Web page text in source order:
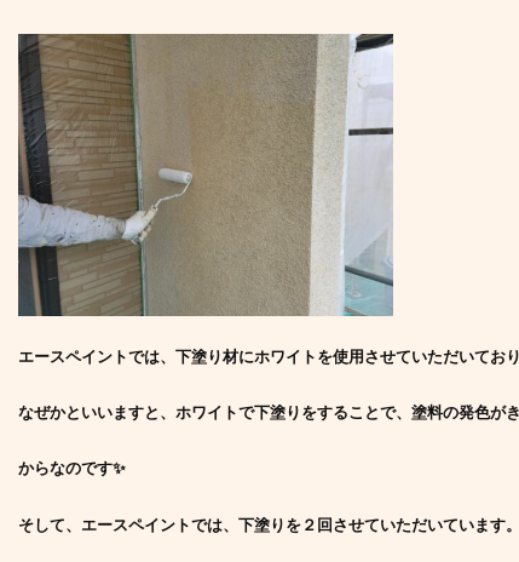
エースペイントでは、下塗り材にホワイトを使用させていただいており
なぜかといいますと、ホワイトで下塗りをすることで、塗料の発色が
からなのです✨
そして、エースペイントでは、下塗りを２回させていただいています。